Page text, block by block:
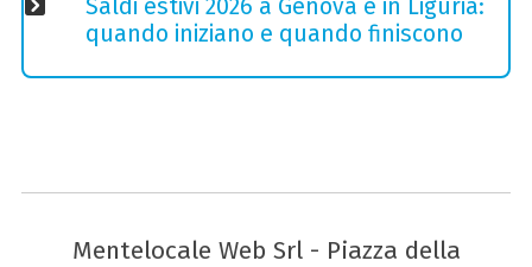
Saldi estivi 2026 a Genova e in Liguria:
quando iniziano e quando finiscono
Mentelocale Web Srl - Piazza della